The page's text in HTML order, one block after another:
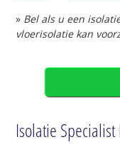
» Bel als u een
vloerisolatie kan
Isolatie